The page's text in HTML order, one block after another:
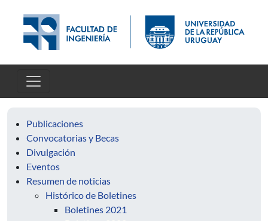
Publicaciones
Convocatorias y Becas
Divulgación
Eventos
Resumen de noticias
Histórico de Boletines
Boletines 2021